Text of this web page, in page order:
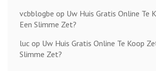
vcbblogbe op Uw Huis Gratis Online Te
Een Slimme Zet?
luc op Uw Huis Gratis Online Te Koop
Slimme Zet?